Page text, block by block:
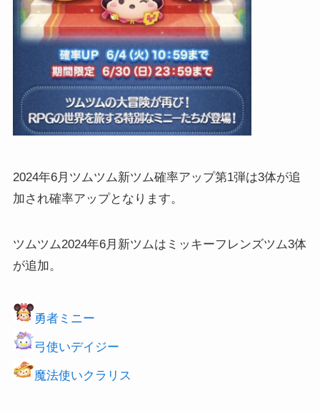
2024年6月ツムツム新ツム確率アップ第1弾は3体が追
加され確率アップとなります。
ツムツム2024年6月新ツムはミッキーフレンズツム3体
が追加。
勇者ミニー
弓使いデイジー
魔法使いクラリス